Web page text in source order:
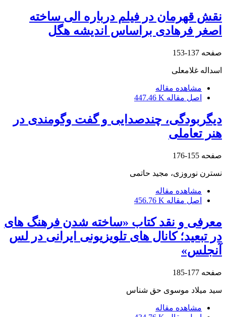
نقش قهرمان در فیلم درباره الی ساخته
اصغر فرهادی براساس اندیشه هگل
صفحه 137-153
اسداله غلامعلی
مشاهده مقاله
اصل مقاله 447.46 K
دیگربودگی، چندصدایی و گفت وگومندی در
هنر تعاملی
صفحه 155-176
نسترن نوروزی، مجید حاتمی
مشاهده مقاله
اصل مقاله 456.76 K
معرفی و نقد کتاب «ساخته شدن فرهنگ های
در تبعید؛ کانال های تلویزیونی ایرانی در لس
آنجلس»
صفحه 177-185
سید میلاد موسوی حق شناس
مشاهده مقاله